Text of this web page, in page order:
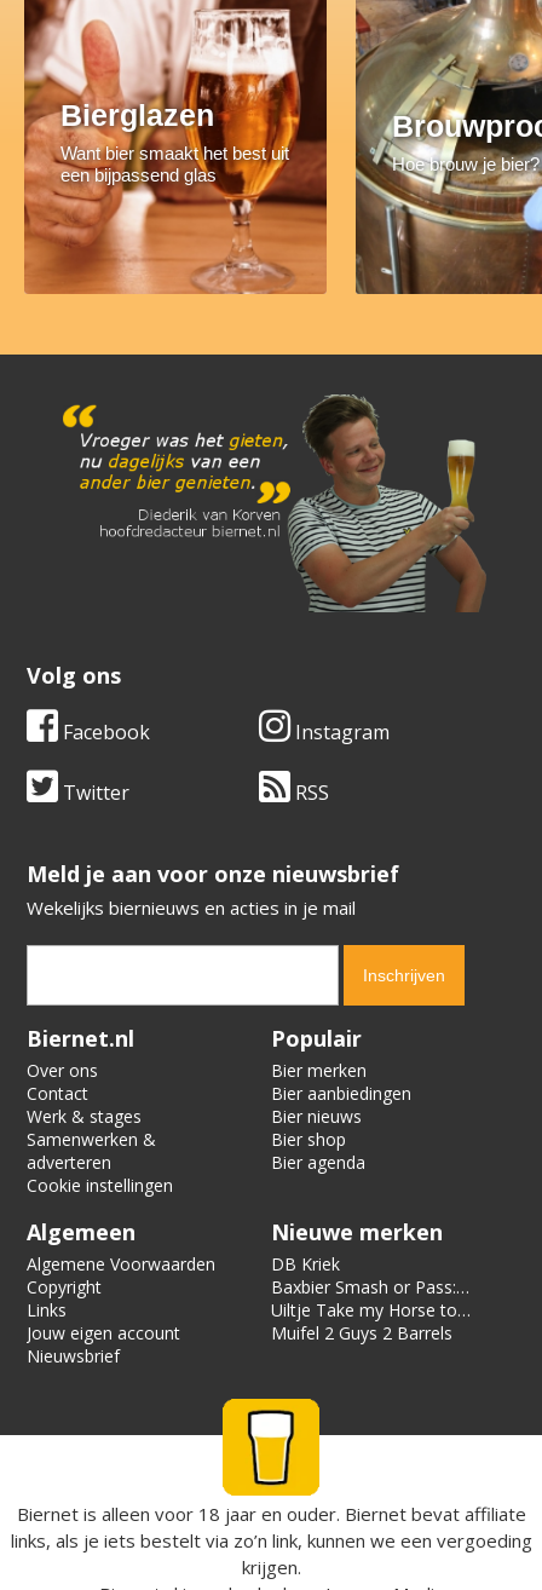
Bierglazen
Want bier smaakt het best uit
een bijpassend glas
Hoe brouw je bier?
Volg ons
Facebook Instagram
Twitter RSS
​​​​​​​Meld je aan voor onze nieuwsbrief
Wekelijks biernieuws en acties in je mail
Verification code:
Biernet.nl
Over ons
Contact
Werk & stages
Samenwerken &
adverteren
Cookie instellingen
Populair
Bier merken
Bier aanbiedingen
Bier nieuws
Bier shop
Bier agenda
Algemeen
Algemene Voorwaarden
Copyright
Links
Jouw eigen account
Nieuwsbrief
Nieuwe merken
DB Kriek
Baxbier Smash or Pass:
Strata
Uiltje Take my Horse to
the Hotel Room
Muifel 2 Guys 2 Barrels
Biernet is alleen voor 18 jaar en ouder. Biernet bevat affiliate
links, als je iets bestelt via zo’n link, kunnen we een vergoeding
krijgen.